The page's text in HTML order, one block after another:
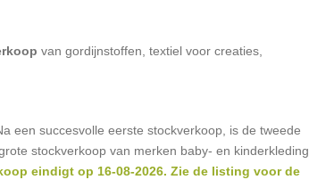
van gordijnstoffen, textiel voor creaties,
een succesvolle eerste stockverkoop, is de tweede
stockverkoop van merken baby- en kinderkleding
eindigt op 16-08-2026. Zie de listing voor de